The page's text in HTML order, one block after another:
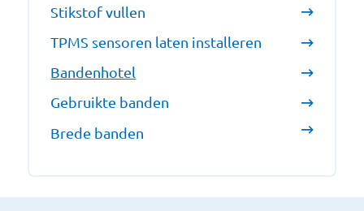
Stikstof vullen
TPMS sensoren laten installeren
Bandenhotel
Gebruikte banden
Brede banden